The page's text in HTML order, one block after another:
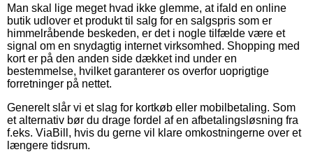
Man skal lige meget hvad ikke glemme, at ifald en online
butik udlover et produkt til salg for en salgspris som er
himmelråbende beskeden, er det i nogle tilfælde være et
signal om en snydagtig internet virksomhed. Shopping med
kort er på den anden side dækket ind under en
bestemmelse, hvilket garanterer os overfor uoprigtige
forretninger på nettet.
Generelt slår vi et slag for kortkøb eller mobilbetaling. Som
et alternativ bør du drage fordel af en afbetalingsløsning fra
f.eks. ViaBill, hvis du gerne vil klare omkostningerne over et
længere tidsrum.